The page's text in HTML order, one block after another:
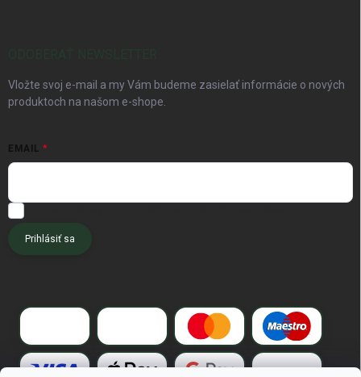
Vložte svoj e-mail a my Vám budeme zasielať informácie o nových
produktoch na našom e-shope.
EMAIL
Prihlásiť sa